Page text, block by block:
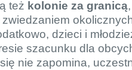
też kolonie za granicą
dzieci i
szacunku dla
nie zapomina,